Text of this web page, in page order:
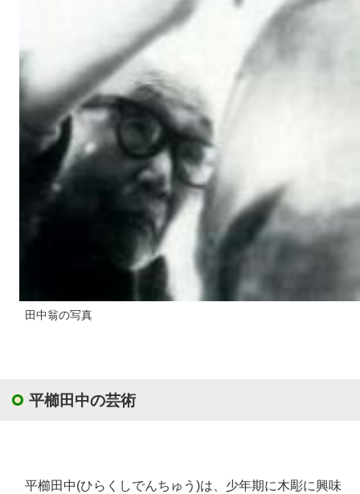
田中翁の写真
平櫛田中の芸術
平櫛田中(ひらくしでんちゅう)は、少年期に木彫に興味